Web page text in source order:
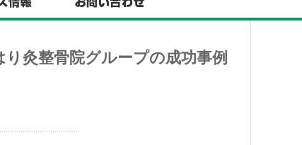
灸整骨院グループの成功事例